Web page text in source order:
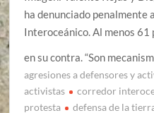
ha denunciado penalmente
Interoceánico. Al menos 61
en su contra. “Son
agresiones a defensores y
activistas
corredor
protesta
defensa de la